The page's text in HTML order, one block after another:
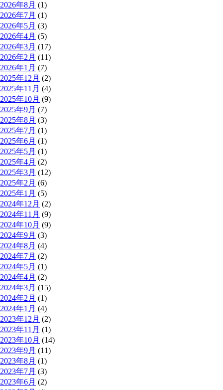
2026年8月 (1)
2026年7月 (1)
2026年5月 (3)
2026年4月 (5)
2026年3月 (17)
2026年2月 (11)
2026年1月 (7)
2025年12月 (2)
2025年11月 (4)
2025年10月 (9)
2025年9月 (7)
2025年8月 (3)
2025年7月 (1)
2025年6月 (1)
2025年5月 (1)
2025年4月 (2)
2025年3月 (12)
2025年2月 (6)
2025年1月 (5)
2024年12月 (2)
2024年11月 (9)
2024年10月 (9)
2024年9月 (3)
2024年8月 (4)
2024年7月 (2)
2024年5月 (1)
2024年4月 (2)
2024年3月 (15)
2024年2月 (1)
2024年1月 (4)
2023年12月 (2)
2023年11月 (1)
2023年10月 (14)
2023年9月 (11)
2023年8月 (1)
2023年7月 (3)
2023年6月 (2)